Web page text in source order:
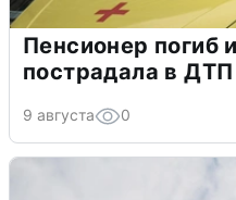
Пенсионер погиб
пострадала в
9 августа 0